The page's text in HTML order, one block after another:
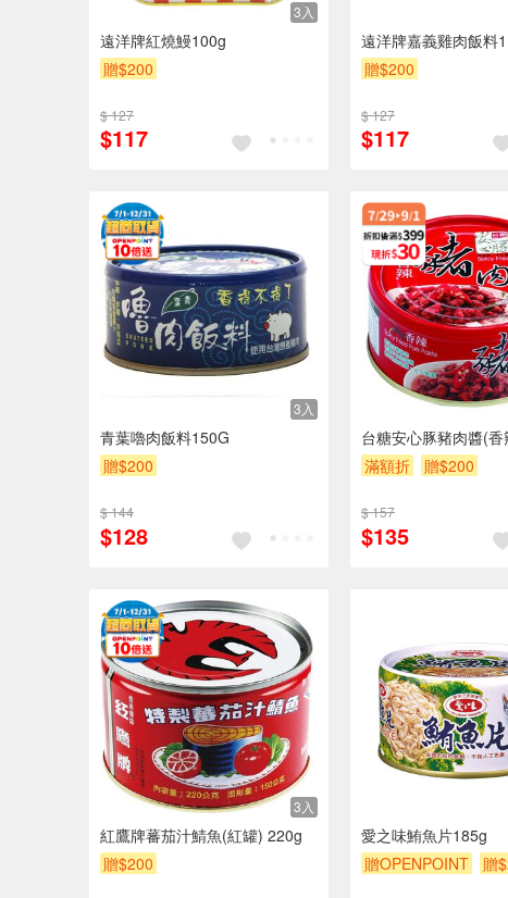
3入
遠洋牌紅燒鰻100g
贈$200
$ 127
$117
遠洋牌嘉義雞肉飯料
贈$200
$ 127
$117
3入
青葉嚕肉飯料150G
贈$200
$ 144
$128
台糖安心豚豬肉醬(
滿額折
贈$200
$ 157
$135
3入
紅鷹牌蕃茄汁鯖魚(紅罐) 220g
贈$200
愛之味鮪魚片185g
贈OPENPOINT
贈